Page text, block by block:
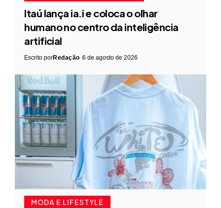
Itaú lança ia.i e coloca o olhar
humano no centro da inteligência
artificial
Escrito porRedação 6 de agosto de 2026
MODA E LIFESTYLE